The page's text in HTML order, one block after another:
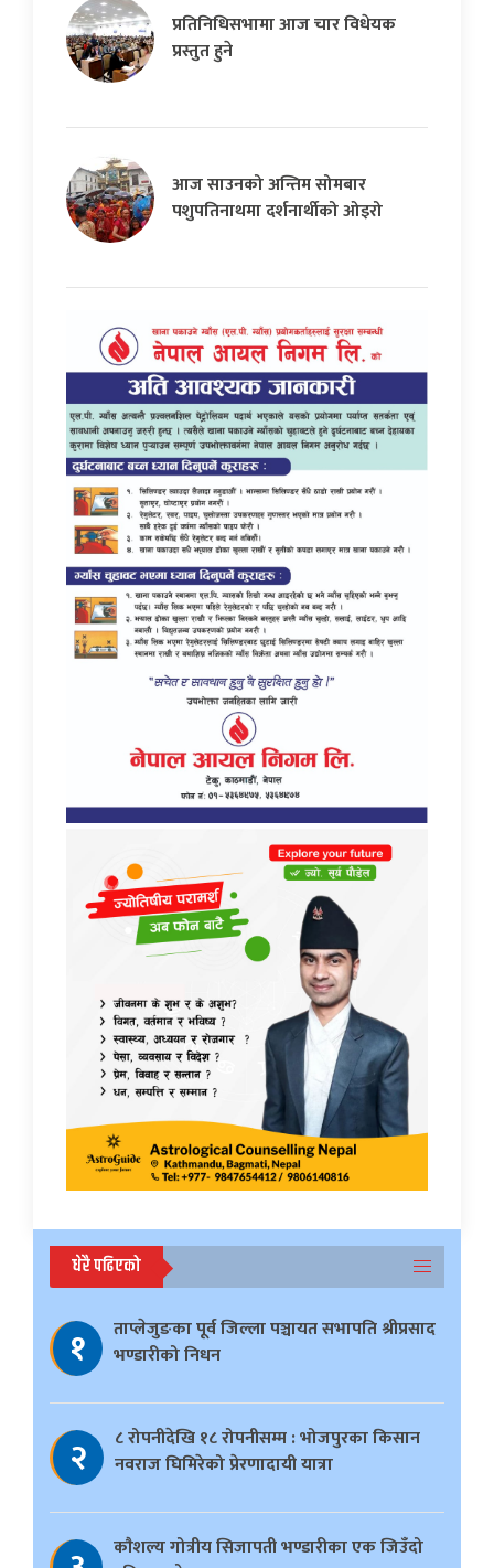
प्रतिनिधिसभामा आज चार विधेयक
प्रस्तुत हुने
आज साउनको अन्तिम सोमबार
पशुपतिनाथमा दर्शनार्थीको ओइरो
धेरै पढिएको
१
ताप्लेजुङका पूर्व जिल्ला पञ्चायत सभापति श्रीप्रसाद
भण्डारीको निधन
२
८ रोपनीदेखि १८ रोपनीसम्म : भोजपुरका किसान
नवराज घिमिरेको प्रेरणादायी यात्रा
काैशल्य गोत्रीय सिजापती भण्डारीका एक जिउँदो